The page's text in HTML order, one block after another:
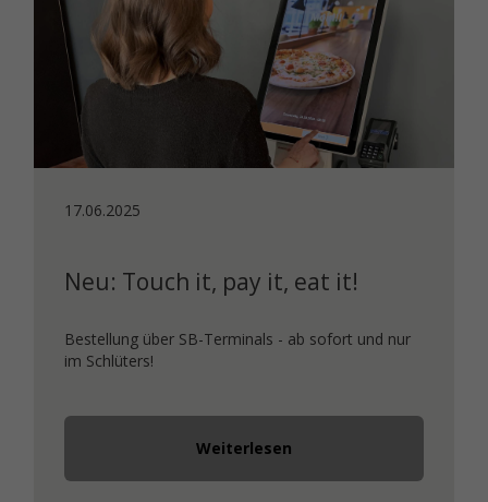
17.06.2025
Neu: Touch it, pay it, eat it!
Bestellung über SB-Terminals - ab sofort und nur
im Schlüters!
Weiterlesen